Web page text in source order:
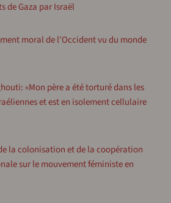
de Gaza par Israël
moral de l’Occident vu du monde
«Mon père a été torturé dans les
et est en isolement cellulaire
la colonisation et de la coopération
sur le mouvement féministe en